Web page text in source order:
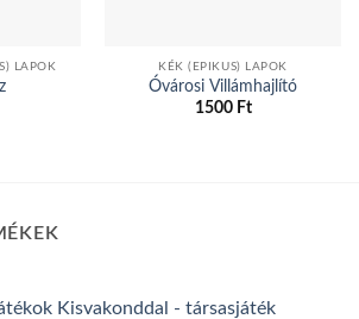
LAPOK KÉK (EPIKUS) LAPOK
Óvárosi Villámhajlító
1500 Ft
Kisvakonddal - társasjáték